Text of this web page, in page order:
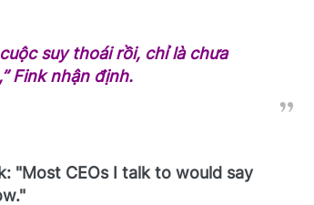
suy thoái rồi, chỉ là chưa
Fink nhận định.
"Most CEOs I talk to would say